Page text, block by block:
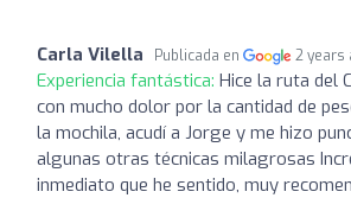
Carla Vilella Publicada en 2 years
Experiencia fantástica: Hice la ruta del
con mucho dolor por la cantidad de
la mochila, acudí a Jorge y me hizo
algunas otras técnicas milagrosas
inmediato que he sentido, muy